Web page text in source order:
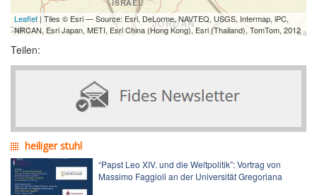
Leaflet| Tiles © Esri — Source: Esri, DeLorme, NAVTEQ, USGS, Intermap, iPC,
NRCAN, Esri Japan, METI, Esri China (Hong Kong), Esri (Thailand), TomTom, 2012
Teilen:
heiliger stuhl
“Papst Leo XIV. und die Weltpolitik”: Vortrag von
Massimo Faggioli an der Universität Gregoriana